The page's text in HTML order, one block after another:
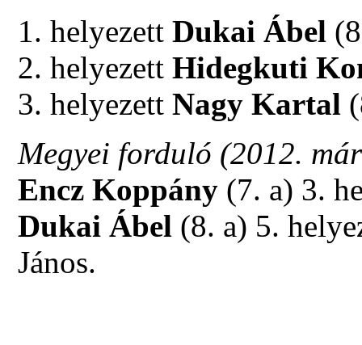
1. helyezettDukai Ábel
2. helyezettHidegkuti
3. helyezettNagy Kartal
Megyei forduló (2012.
Encz Koppány (7. a) 3.
Dukai Ábel (8. a) 5.
János.